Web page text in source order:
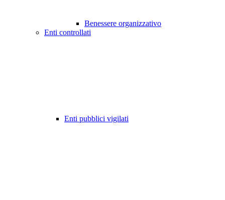
Benessere organizzativo
Enti controllati
Enti pubblici vigilati